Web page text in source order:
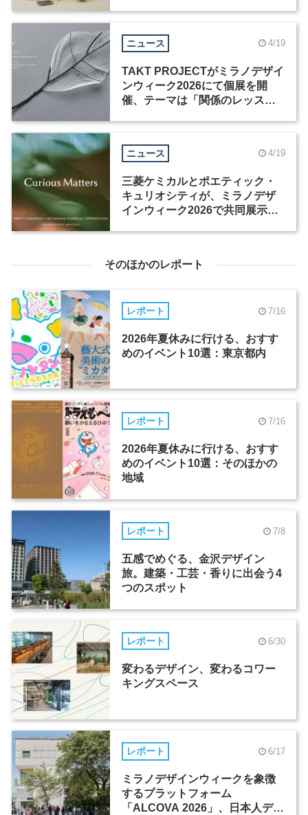
ニュース 4/19
TAKT PROJECTがミラノデザイ
ンウィーク2026にて個展を開
催、テーマは「関係のレッス
ニュース 4/19
三菱ケミカルとポエティック・
キュリオシティが、ミラノデザ
インウィーク2026で共同展示を
そのほかのレポート
レポート 7/16
2026年夏休みに行ける、おすす
めのイベント10選：東京都内
レポート 7/16
2026年夏休みに行ける、おすす
めのイベント10選：そのほかの
地域
レポート 7/8
五感でめぐる、金沢デザイン
旅。建築・工芸・香りに出会う4
つのスポット
レポート 6/30
変わるデザイン、変わるコワー
キングスペース
レポート 6/17
ミラノデザインウィークを象徴
するプラットフォーム
「ALCOVA 2026」、日本人デザ